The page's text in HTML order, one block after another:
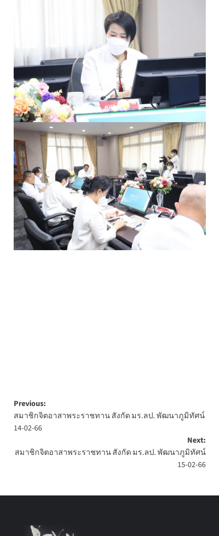
Post
navigation
Previous:
สมาชิกจิตอาสาพระราชทาน สังกัด มร.ลป. พัฒนาภูมิทัศน์
14-02-66
Next:
สมาชิกจิตอาสาพระราชทาน สังกัด มร.ลป. พัฒนาภูมิทัศน์
15-02-66